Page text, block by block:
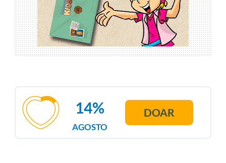
AGOSTO
14% DOAR